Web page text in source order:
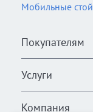
Мобильные
Покупателям
Услуги
Компания